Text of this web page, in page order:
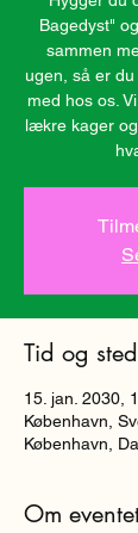
Bagedyst"
sammen
ugen, så er
med hos os.
lækre kager
Tid og sted
15. jan. 2030,
København,
København,
Om